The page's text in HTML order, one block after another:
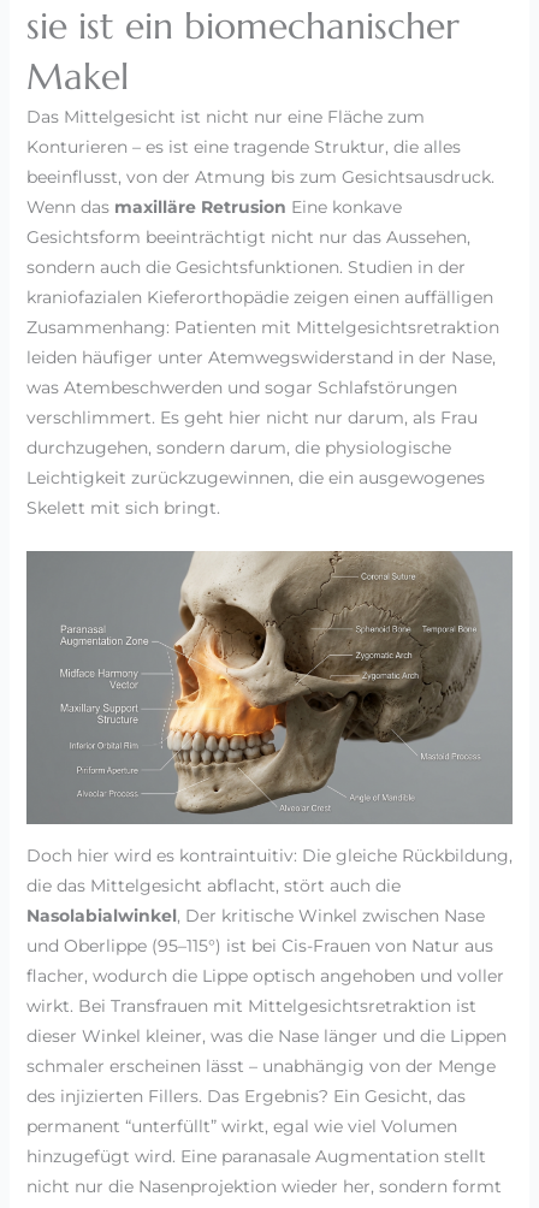
sie ist ein biomechanischer
Makel
Das Mittelgesicht ist nicht nur eine Fläche zum
Konturieren – es ist eine tragende Struktur, die alles
beeinflusst, von der Atmung bis zum Gesichtsausdruck.
Wenn das maxilläre Retrusion Eine konkave
Gesichtsform beeinträchtigt nicht nur das Aussehen,
sondern auch die Gesichtsfunktionen. Studien in der
kraniofazialen Kieferorthopädie zeigen einen auffälligen
Zusammenhang: Patienten mit Mittelgesichtsretraktion
leiden häufiger unter Atemwegswiderstand in der Nase,
was Atembeschwerden und sogar Schlafstörungen
verschlimmert. Es geht hier nicht nur darum, als Frau
durchzugehen, sondern darum, die physiologische
Leichtigkeit zurückzugewinnen, die ein ausgewogenes
Skelett mit sich bringt.
Doch hier wird es kontraintuitiv: Die gleiche Rückbildung,
die das Mittelgesicht abflacht, stört auch die
Nasolabialwinkel, Der kritische Winkel zwischen Nase
und Oberlippe (95–115°) ist bei Cis-Frauen von Natur aus
flacher, wodurch die Lippe optisch angehoben und voller
wirkt. Bei Transfrauen mit Mittelgesichtsretraktion ist
dieser Winkel kleiner, was die Nase länger und die Lippen
schmaler erscheinen lässt – unabhängig von der Menge
des injizierten Fillers. Das Ergebnis? Ein Gesicht, das
permanent “unterfüllt” wirkt, egal wie viel Volumen
hinzugefügt wird. Eine paranasale Augmentation stellt
nicht nur die Nasenprojektion wieder her, sondern formt